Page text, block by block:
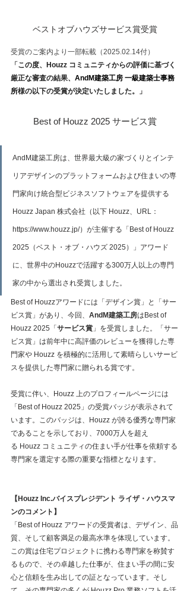
ベストオブハウズサービス賞受賞
受賞のご案内より一部転載（2025.02.14付）
「 この度、Houzz コミュニティからの評価に基づく
厳正な審査の結果、 AndM建築工房 一級建築士事務
所様の以下の受賞が決定いたしました。 」
Best of Houzz 2025 サービス賞
AndM建築工房は、世界最大級の家づくりとインテ
リアデザインのプラットフォームおよび住まいの専
門家向け統合型ビジネスソフトウェアを提供する
Houzz Japan 株式会社（以下 Houzz、URL：
https://www.houzz.jp/）が主催する「Best of Houzz
2025（ベスト・オブ・ハウズ 2025）」アワード
に、世界中のHouzzで活躍する300万人以上の専門
家の中から選出され受賞しました。
Best of Houzzアワードには「デザイン賞」と「サー
ビス賞」があり、今回、 AndM建築工房はBest of
Houzz 2025「 サービス賞 」を受賞しました。「サー
ビス賞」は前年中に高評価のレビューを獲得した専
門家や Houzz を積極的に活用して素晴らしいサービ
スを提供した専門家に贈られる賞です。
受賞に伴い、Houzz 上のプロフィールページには
「Best of Houzz 2025」の受賞バッジが表示されて
います。このバッジは、Houzz が誇る優秀な専門家
であることを示しており、7000万人を超え
る Houzz コミュニティの住まい手が仕事を依頼する
専門家を選定する際の重要な指標となります。
【Houzz Inc.バイスプレジデント ライザ・ハウスマ
ンのコメント】
「Best of Houzz アワードの受賞者は、デザイン、品
質、そして顧客満足の最高水準を体現しています。
この賞は住宅プロジェクトに携わる専門家を称賛す
るもので、その卓越した仕事が、住まい手の間に安
心と信頼を生み出しての証となっています。そし